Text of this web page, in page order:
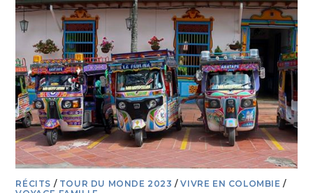
RÉCITS / TOUR DU MONDE 2023 /VIVRE EN COLOMBIE /